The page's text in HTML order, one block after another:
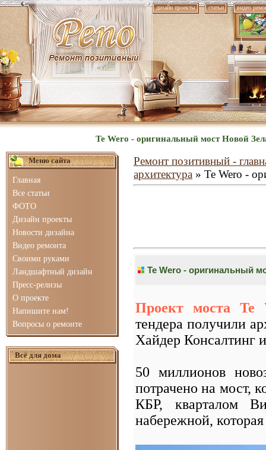
дизайн проекты статьи видео
Te Wero - оригинальный мост Новой
Меню сайта
Главная
Все статьи
ФОТО
Дизайн проекты
Новости дизайна
Видео ремонта
Своими руками
Ландшафтный дизайн
Пресс-релизы
О проекте
Напишите нам!
Вопросы о ремонте
Всё для дома
Ремонт позитивный -
архитектура » Te Wero -
Te Wero - оригинальный
Проект моста Te
тендера получили
Хайдер Консалтинг
50 миллионов
потрачено на мост,
КБР, кварталом
набережной,